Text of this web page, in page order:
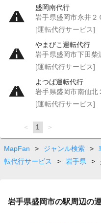
盛岡南代行
岩手県盛岡市永井２
[運転代行サービス]
やまびこ運転代行
岩手県盛岡市下田柴
[運転代行サービス]
よつば運転代行
岩手県盛岡市南仙北
[運転代行サービス]
page
You're
on
page
1 page
MapFan > ジャンル検索 >
転代行サービス
> 岩手県 >
岩手県盛岡市の駅周辺の